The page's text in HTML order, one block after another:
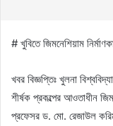
# খুবিতে জিমনেশিয়াম
খবর বিজ্ঞপ্তিঃ খুলনা
শীর্ষক প্রকল্পের আওতাধীন
প্রফেসর ড. মো. রেজাউল